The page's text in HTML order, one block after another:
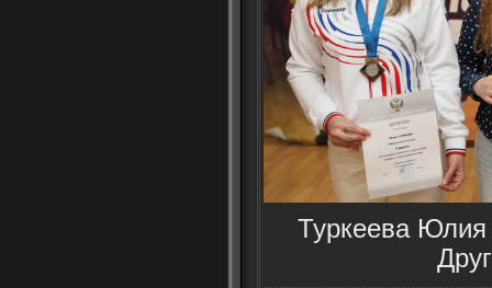
Туркеева Юлия